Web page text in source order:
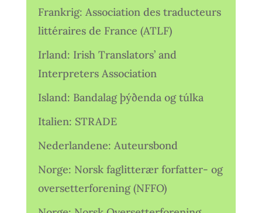
Frankrig: Association des traducteurs
littéraires de France (ATLF)
Irland: Irish Translators’ and
Interpreters Association
Island: Bandalag þýðenda og túlka
Italien: STRADE
Nederlandene: Auteursbond
Norge: Norsk faglitterær forfatter- og
oversetterforening (NFFO)